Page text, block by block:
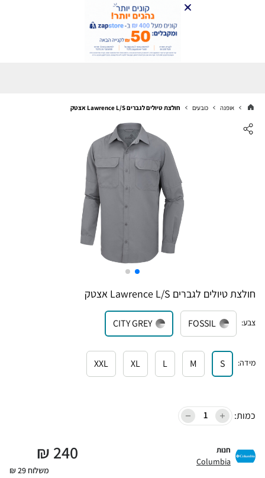
אופנה כובעים חולצת טיולים לגברים Lawrence L/S אצטק
חולצת טיולים לגברים Lawrence L/S אצטק
צבע:
FOSSIL
CITY GREY
מידה:
S
M
L
XL
XXL
כמות:
חנות
Columbia
240
₪
משלוח 29 ₪